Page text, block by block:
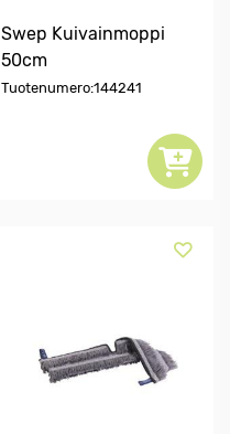
Swep Kuivainmoppi
50cm
Tuotenumero:144241